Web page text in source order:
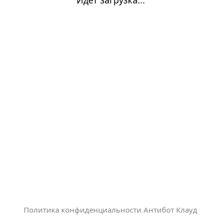
Политика конфиденциальности Антибот Клауд